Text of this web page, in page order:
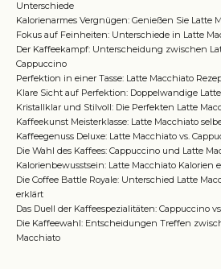
Unterschiede
Kalorienarmes Vergnügen: Genießen Sie Latte
Fokus auf Feinheiten: Unterschiede in Latte
Der Kaffeekampf: Unterscheidung zwischen
Cappuccino
Perfektion in einer Tasse: Latte Macchiato
Klare Sicht auf Perfektion: Doppelwandige
Kristallklar und Stilvoll: Die Perfekten Latte
Kaffeekunst Meisterklasse: Latte Macchiato
Kaffeegenuss Deluxe: Latte Macchiato vs.
Die Wahl des Kaffees: Cappuccino und Latte
Kalorienbewusstsein: Latte Macchiato Kalorien
Die Coffee Battle Royale: Unterschied Latte
erklärt
Das Duell der Kaffeespezialitäten: Cappuccino
Die Kaffeewahl: Entscheidungen Treffen
Macchiato